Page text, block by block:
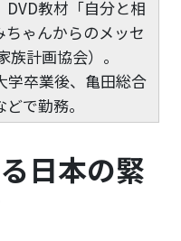
DVD教材「自分と相
ゃんからのメッセ
計画協会）。
学卒業後、亀田総合
で勤務。
日本の緊